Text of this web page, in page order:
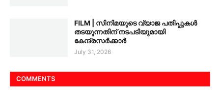
FILM | സിനിമയുടെ വ്യാജ പതിപ്പുകൾ
തടയുന്നതിന് നടപടിയുമായി
കേന്ദ്രസർക്കാർ
July 31, 2026
COMMENTS